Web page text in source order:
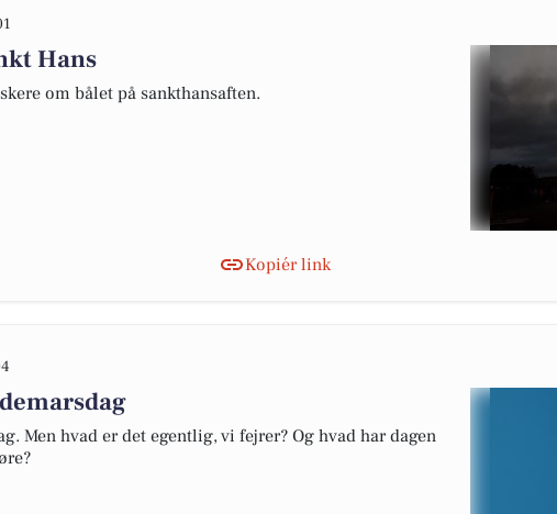
Hans
om bålet på sankthansaften.
Kopiér link
Men hvad er det egentlig, vi fejrer? Og hvad har dagen